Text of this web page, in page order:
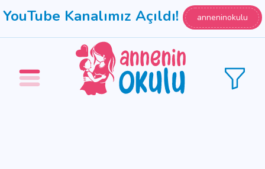
YouTube Kanalımız Açıldı! anneninokulu